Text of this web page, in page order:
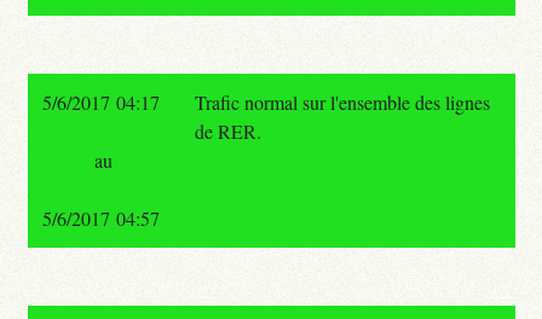
5/6/2017 04:17
Trafic normal sur l'ensemble des lignes
de RER.
au
5/6/2017 04:57